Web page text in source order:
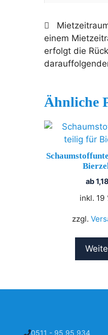
einem
erfolgt die
Ähnliche
ab1,18
inkl. 19
zzgl.
0511 - 95 95 934